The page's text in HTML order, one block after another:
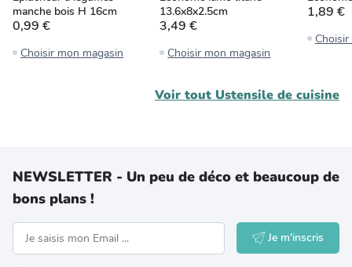
manche bois H 16cm
0,99 €
Choisir mon magasin
13.6x8x2.5cm
3,49 €
Choisir mon magasin
1,89 €
Voir tout Ustensile de cuisine
NEWSLETTER - Un peu de déco et beaucoup de
bons plans !
Je m'inscris